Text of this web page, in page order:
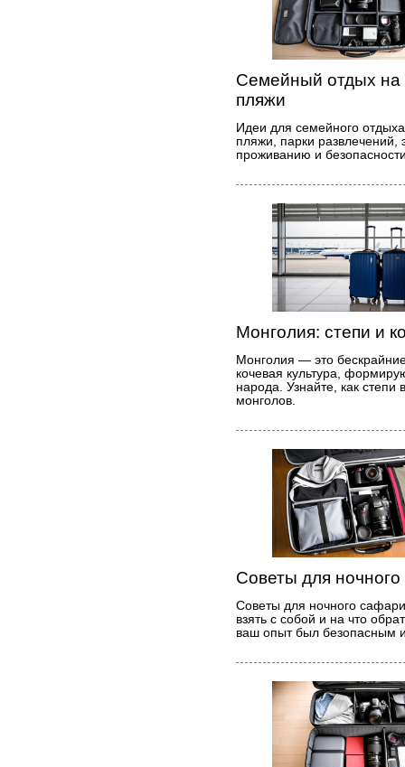
Семейный отдых на
пляжи
Идеи для семейного
пляжи, парки развлечений,
проживанию и
Монголия: степи и
Монголия — это
кочевая культура,
народа. Узнайте, как
монголов.
Советы для
Советы для ночного
взять с собой и на что
ваш опыт был безопасным